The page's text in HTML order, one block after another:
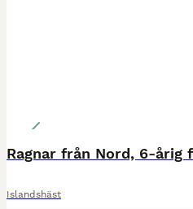
Ragnar från Nord, 6-årig
Islandshäst